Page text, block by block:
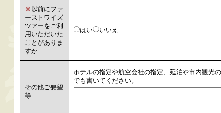
※ 以前にファ
ーストワイズ
ツアーをご利
用いただいた
ことがありま
すか
はい いいえ
その他ご要望
等
ホテルの指定や航空会社の指定、延泊や市内観光
でも書いてください。